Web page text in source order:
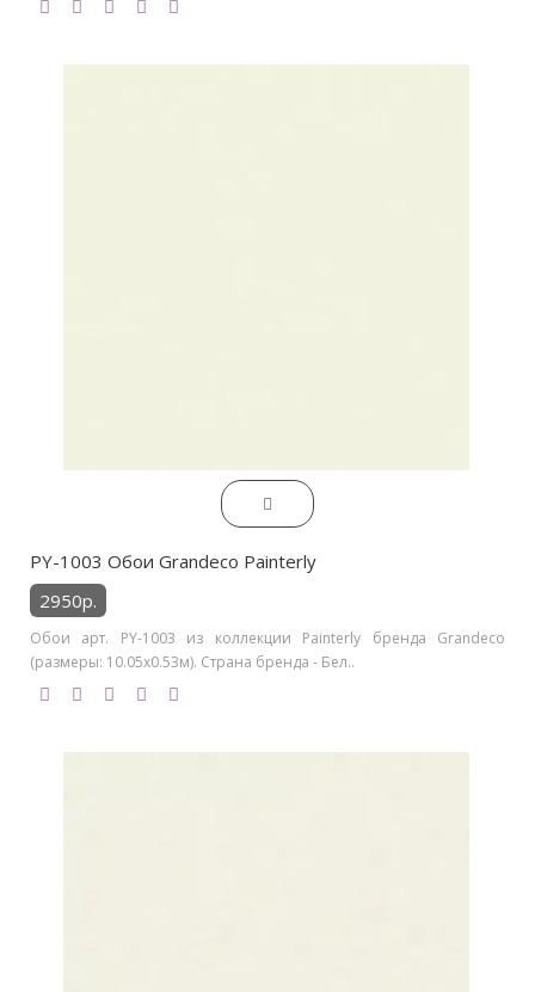
PY-1003 Обои Grandeco Painterly
2950р.
Обои арт. PY-1003 из коллекции Painterly бренда Grandeco
(размеры: 10.05х0.53м). Страна бренда - Бел..